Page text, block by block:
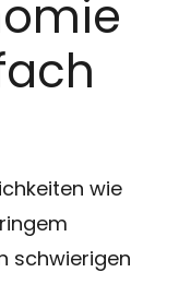
wie
schwierigen